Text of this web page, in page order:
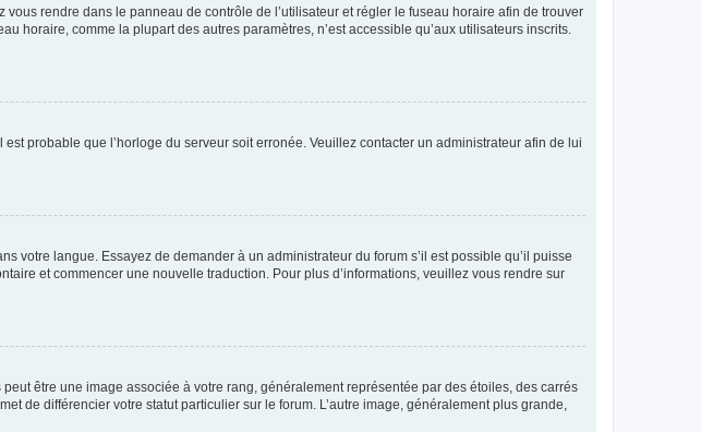
rendre dans le panneau de contrôle de l’utilisateur et régler le fuseau horaire afin de trouver
horaire, comme la plupart des autres paramètres, n’est accessible qu’aux utilisateurs inscrits.
probable que l’horloge du serveur soit erronée. Veuillez contacter un administrateur afin de lui
votre langue. Essayez de demander à un administrateur du forum s’il est possible qu’il puisse
et commencer une nouvelle traduction. Pour plus d’informations, veuillez vous rendre sur
être une image associée à votre rang, généralement représentée par des étoiles, des carrés
de différencier votre statut particulier sur le forum. L’autre image, généralement plus grande,